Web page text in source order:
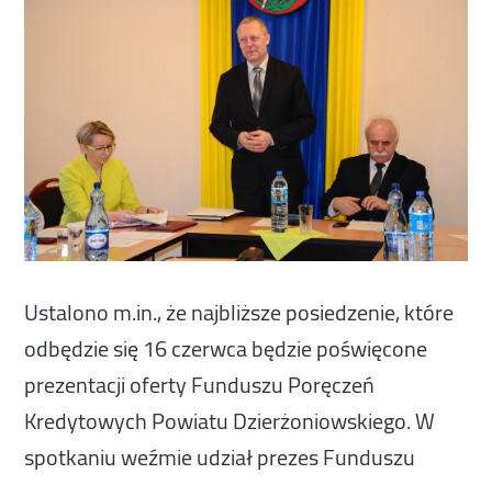
Ustalono m.in., że najbliższe posiedzenie, które
odbędzie się 16 czerwca będzie poświęcone
prezentacji oferty Funduszu Poręczeń
Kredytowych Powiatu Dzierżoniowskiego. W
spotkaniu weźmie udział prezes Funduszu